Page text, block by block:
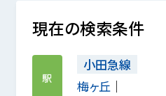
現在の検索条件
駅
小田急線
梅ヶ丘